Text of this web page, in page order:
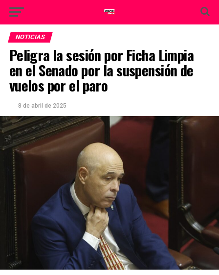
NOTICIAS
Peligra la sesión por Ficha Limpia
en el Senado por la suspensión de
vuelos por el paro
8 de abril de 2025